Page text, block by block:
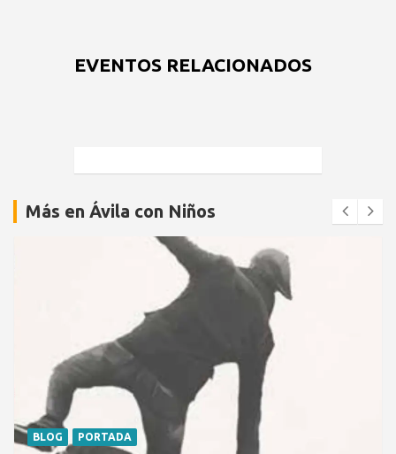
EVENTOS RELACIONADOS
Más en Ávila con Niños
BLOG PORTADA